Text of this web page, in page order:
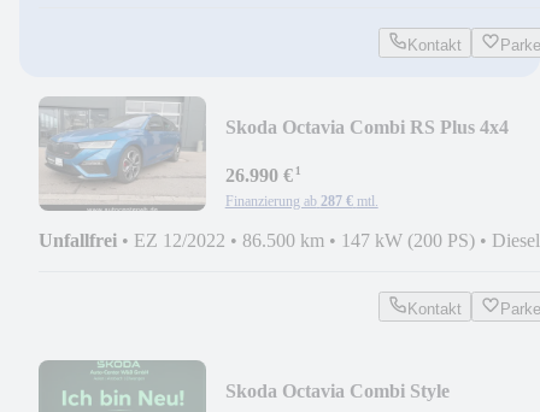
Kontakt
Skoda Octavia Combi RS Plus 4x4
26.990 €¹
Finanzierung ab 287 € mtl.
Unfallfrei • EZ 12/2022 • 86.500 km • 147 kW (200 PS) • Diesel
Kontakt
Skoda Octavia Combi Style